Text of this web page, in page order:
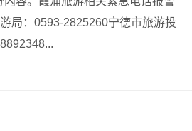
局：0593-2825260宁德市旅游投